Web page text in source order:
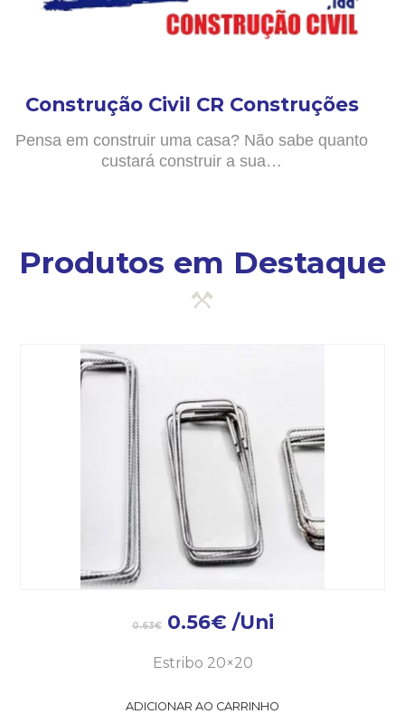
Construção Civil CR Construções
Pensa em construir uma casa? Não sabe quanto
custará construir a sua…
Produtos em Destaque
0.63€ 0.56€ /Uni
Estribo 20×20
ADICIONAR AO CARRINHO